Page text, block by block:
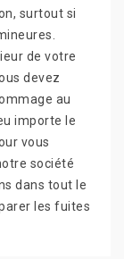
surtout si
de votre
devez
au
importe le
vous
société
dans tout le
les fuites